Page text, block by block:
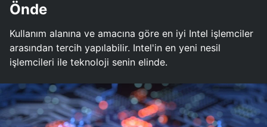
Önde
Kullanım alanına ve amacına göre en iyi Intel işlemciler
arasından tercih yapılabilir. Intel'in en yeni nesil
işlemcileri ile teknoloji senin elinde.